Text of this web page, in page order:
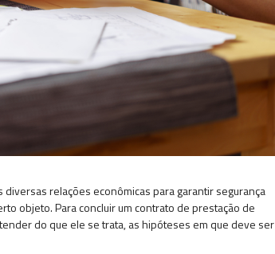
relações econômicas para garantir segurança
objeto. Para concluir um contrato de prestação de
do que ele se trata, as hipóteses em que deve ser